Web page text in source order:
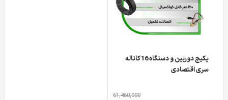
پکیج دوربین و دستگاه 16 کاناله
سری اقتصادی
61,460,000